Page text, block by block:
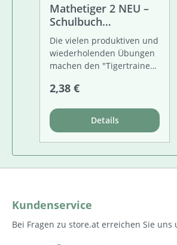
Mathetiger 2 NEU –
Schulbuch
Tigertrainer – Teil B
(für das 2. Semester)
– Classic
Die vielen produktiven und
wiederholenden Übungen
machen den "Tigertrainer
Ergänzung des
Angebahnt wird das tiefere
Verständnis der Lernziele
der 2. Klasse. Die
integrierten "Tiger-Tests"
ermöglichen die
arithmetischen
Regulärer Preis:
2,38 €
Details
Kundenservice
Bei Fragen zu store.at erreichen Sie uns